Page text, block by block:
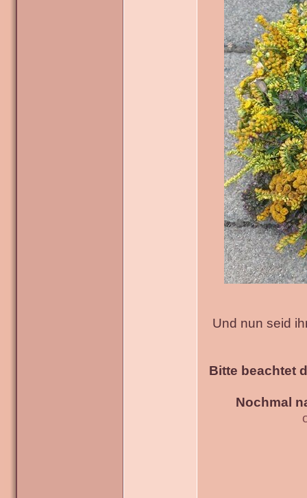
Und nun seid
Bitte beachtet
Nochmal